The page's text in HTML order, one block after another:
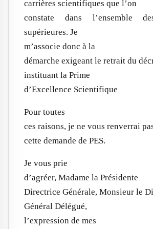
carrières scientifiques que l’on
constate dans l’ensemble
supérieures. Je
m’associe donc à la
démarche exigeant le retrait du
instituant la Prime
d’Excellence Scientifique
Pour toutes
ces raisons, je ne vous renverrai
cette demande de PES.
Je vous prie
d’agréer, Madame la Présidente
Directrice Générale, Monsieur le
Général Délégué,
l’expression de mes